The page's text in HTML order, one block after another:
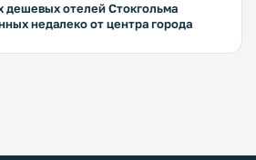
дешевых отелей Стокгольма
недалеко от центра города